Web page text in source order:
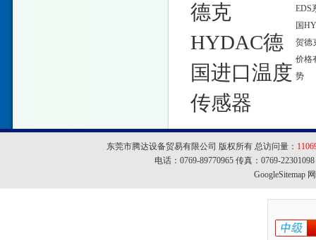
德克
HYDAC德
国进口温度
传感器
EDS
国
贺德
价格
势
东莞市腾达设备贸易有限公司 版权所有 总访问量：
电话：0769-89770965 传真：0769-
GoogleSitemap网